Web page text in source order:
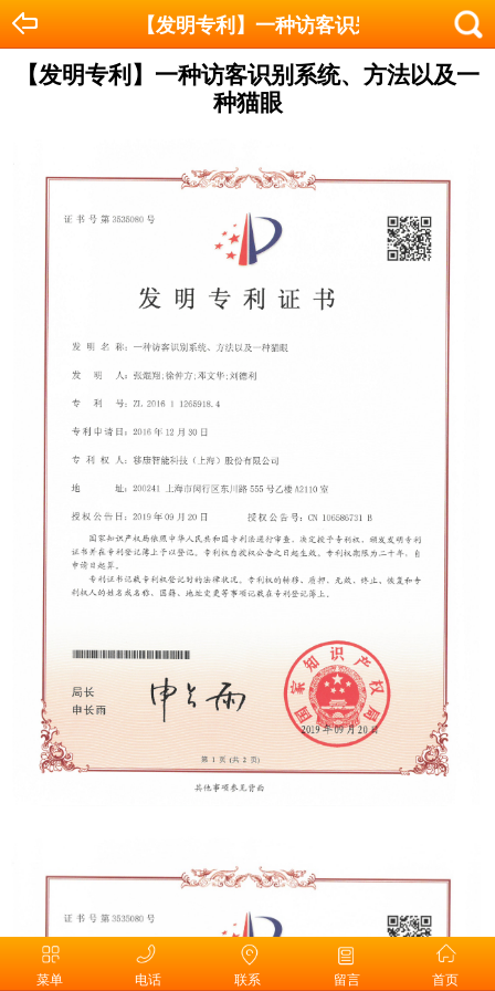
【发明专利】一种访客识别系统、方法
【发明专利】一种访客识别系统、方法以及一
种猫眼
菜单 电话 联系 留言 首页